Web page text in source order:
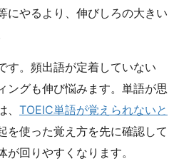
にやるより、伸びしろの大きい
す。頻出語が定着していない
ングも伸び悩みます。単語が思
TOEIC単語が覚えられないと
を使った覚え方を先に確認して
回りやすくなります。